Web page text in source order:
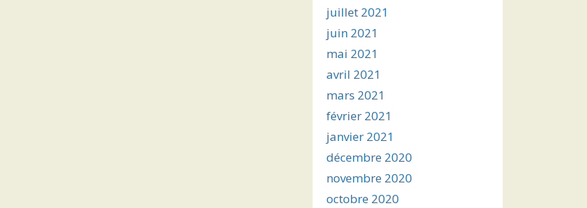
juillet 2021
juin 2021
mai 2021
avril 2021
mars 2021
février 2021
janvier 2021
décembre 2020
novembre 2020
octobre 2020